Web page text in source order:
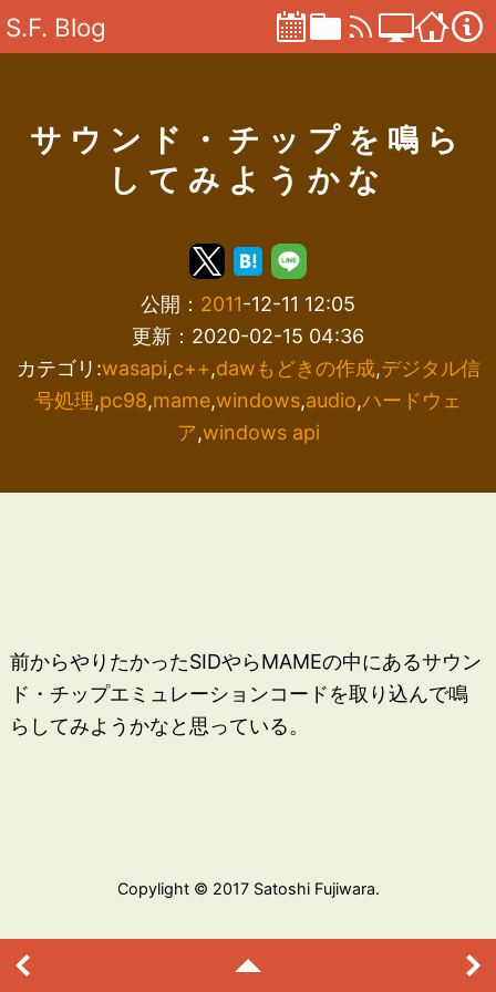
S.F. Blog
サウンド・チップを鳴ら
してみようかな
公開： 2011-12-11 12:05
更新：2020-02-15 04:36
カテゴリ:wasapi,c++,dawもどきの作成,デジタル信
号処理,pc98,mame,windows,audio,ハードウェ
ア,windows api
前からやりたかったSIDやらMAMEの中にあるサウン
ド・チップエミュレーションコードを取り込んで鳴
らしてみようかなと思っている。
Copylight © 2017 Satoshi Fujiwara.